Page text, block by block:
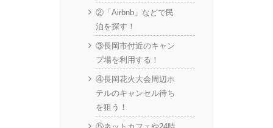
②「Airbnb」などで民
泊を探す！
③長岡市付近のキャン
プ場を利用する！
④長岡花火大会周辺ホ
テルのキャンセル待ち
を狙う！